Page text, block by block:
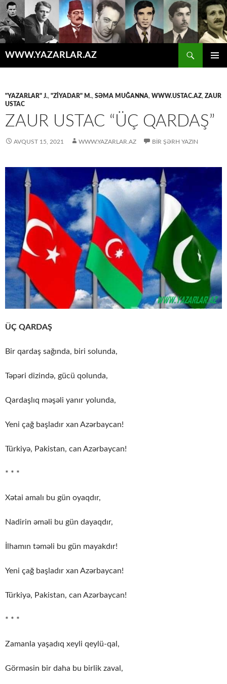
WWW.YAZARLAR.AZ
"YAZARLAR" J., "ZİYADAR" M., SƏMA MUĞANNA, WWW.USTAC.AZ, ZAUR
USTAC
ZAUR USTAC “ÜÇ QARDAŞ”
AVQUST 15, 2021 WWW.YAZARLAR.AZ BIR ŞƏRH YAZIN
ÜÇ QARDAŞ
Bir qardaş sağında, biri solunda,
Təpəri dizində, gücü qolunda,
Qardaşlıq məşəli yanır yolunda,
Yeni çağ başladır xan Azərbaycan!
Türkiyə, Pakistan, can Azərbaycan!
* * *
Xətai amalı bu gün oyaqdır,
Nadirin əməli bu gün dayaqdır,
İlhamın təməli bu gün mayakdır!
Yeni çağ başladır xan Azərbaycan!
Türkiyə, Pakistan, can Azərbaycan!
* * *
Zamanla yaşadıq xeyli qeylü-qal,
Görməsin bir daha bu birlik zaval,